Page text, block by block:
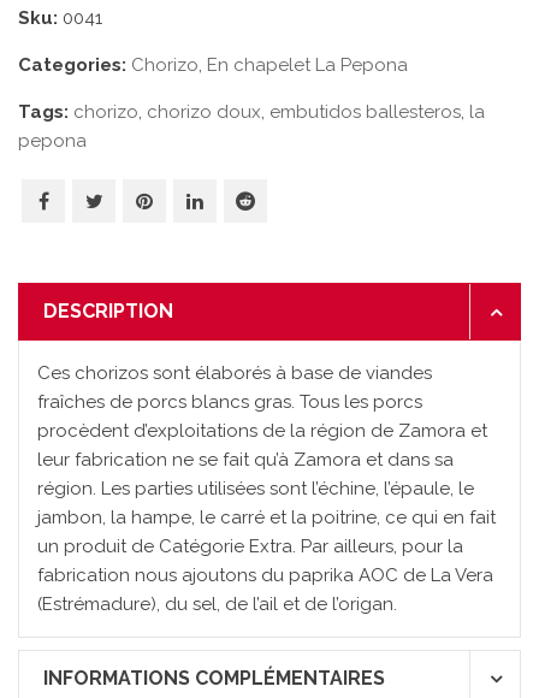
Sku: 0041
Categories: Chorizo, En chapelet La Pepona
Tags: chorizo, chorizo doux, embutidos ballesteros, la
pepona
DESCRIPTION
Ces chorizos sont élaborés à base de viandes
fraîches de porcs blancs gras. Tous les porcs
procèdent d’exploitations de la région de Zamora et
leur fabrication ne se fait qu’à Zamora et dans sa
région. Les parties utilisées sont l’échine, l’épaule, le
jambon, la hampe, le carré et la poitrine, ce qui en fait
un produit de Catégorie Extra. Par ailleurs, pour la
fabrication nous ajoutons du paprika AOC de La Vera
(Estrémadure), du sel, de l’ail et de l’origan.
INFORMATIONS COMPLÉMENTAIRES